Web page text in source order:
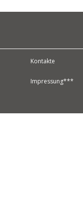
Kontakte
Impressung***